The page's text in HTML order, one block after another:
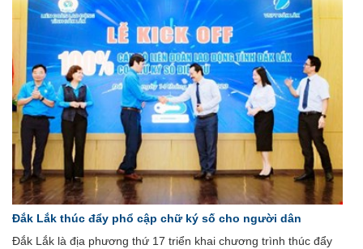
Đắk Lắk thúc đẩy phổ cập chữ ký số cho người dân
Đắk Lắk là địa phương thứ 17 triển khai chương trình thúc đẩy